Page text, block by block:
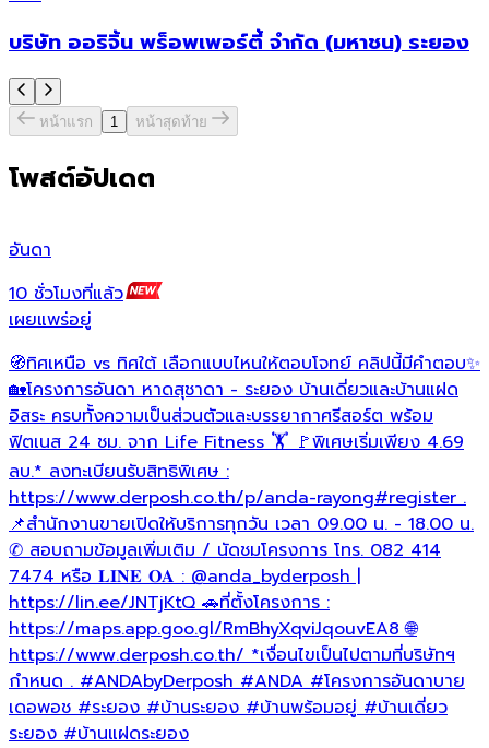
บริษัท ออริจิ้น พร็อพเพอร์ตี้ จำกัด (มหาชน) ระยอง
หน้าแรก 1 หน้าสุดท้าย
โพสต์อัปเดต
อันดา
10 ชั่วโมงที่แล้ว
เผยแพร่อยู่
🧭ทิศเหนือ vs ทิศใต้ เลือกแบบไหนให้ตอบโจทย์ คลิปนี้มีคำตอบ✨
🏡โครงการอันดา หาดสุชาดา - ระยอง บ้านเดี่ยวและบ้านแฝด
อิสระ ครบทั้งความเป็นส่วนตัวและบรรยากาศรีสอร์ต พร้อม
ฟิตเนส 24 ชม. จาก Life Fitness 🏋 🚩พิเศษเริ่มเพียง 4.69
ลบ.* ลงทะเบียนรับสิทธิพิเศษ :
https://www.derposh.co.th/p/anda-rayong#register.
📌สำนักงานขายเปิดให้บริการทุกวัน เวลา 09.00 น. - 18.00 น.
✆ สอบถามข้อมูลเพิ่มเติม / นัดชมโครงการ โทร. 082 414
7474 หรือ 𝐋𝐈𝐍𝐄 𝐎𝐀 : @anda_byderposh |
https://lin.ee/JNTjKtQ 🚗ที่ตั้งโครงการ :
https://maps.app.goo.gl/RmBhyXqviJqouvEA8 🌐
https://www.derposh.co.th/ *เงื่อนไขเป็นไปตามที่บริษัทฯ
กำหนด .#ANDAbyDerposh #ANDA #โครงการอันดาบาย
เดอพอช #ระยอง #บ้านระยอง #บ้านพร้อมอยู่ #บ้านเดี่ยว
ระยอง #บ้านแฝดระยอง